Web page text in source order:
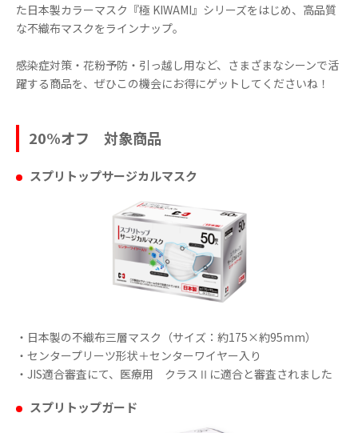
た日本製カラーマスク『極 KIWAMI』シリーズをはじめ、高品質
な不織布マスクをラインナップ。
感染症対策・花粉予防・引っ越し用など、さまざまなシーンで活
躍する商品を、ぜひこの機会にお得にゲットしてくださいね！
20%オフ 対象商品
スプリトップサージカルマスク
・日本製の不織布三層マスク（サイズ：約175×約95mm）
・センタープリーツ形状＋センターワイヤー入り
・JIS適合審査にて、医療用 クラスⅡに適合と審査されました
スプリトップガード